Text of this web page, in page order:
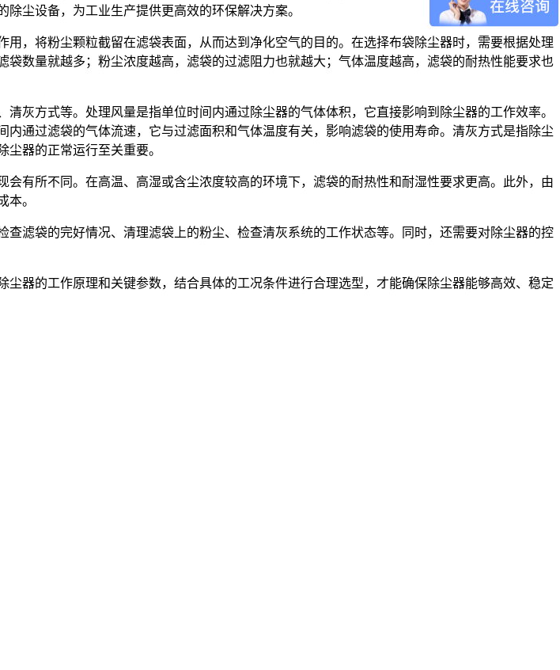
尘设备，为工业生产提供更高效的环保解决方案。
，将粉尘颗粒截留在滤袋表面，从而达到净化空气的目的。在选择布袋除尘器时，需要根据处理
数量就越多；粉尘浓度越高，滤袋的过滤阻力也就越大；气体温度越高，滤袋的耐热性能要求也
灰方式等。处理风量是指单位时间内通过除尘器的气体体积，它直接影响到除尘器的工作效率。
通过滤袋的气体流速，它与过滤面积和气体温度有关，影响滤袋的使用寿命。清灰方式是指除尘
器的正常运行至关重要。
有所不同。在高温、高湿或含尘浓度较高的环境下，滤袋的耐热性和耐湿性要求更高。此外，由
本。
滤袋的完好情况、清理滤袋上的粉尘、检查清灰系统的工作状态等。同时，还需要对除尘器的控
器的工作原理和关键参数，结合具体的工况条件进行合理选型，才能确保除尘器能够高效、稳定